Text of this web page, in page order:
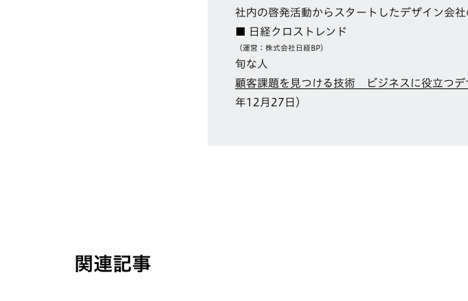
社内の啓発活動からスタートしたデザイン会
■ 日経クロストレンド
（運営：株式会社日経BP）
旬な人
顧客課題を見つける技術 ビジネスに役立つデ
年12月27日）
関連記事